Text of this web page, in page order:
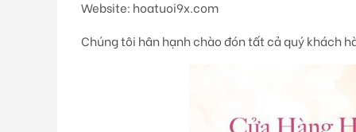
Website: hoatuoi9x.com
Chúng tôi hân hạnh chào đón tất cả quý khách